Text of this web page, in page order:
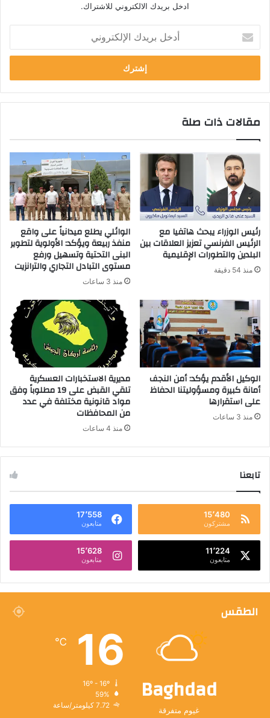
ادخل بريدك الالكتروني للاشتراك.
خ
ب
ر
د
ا
ك
ت
ر
و
ن
ي
مقالات ذات صلة
رئيس الوزراء يبحث هاتفيا مع
الرئيس الفرنسي تعزيز العلاقات بين
البلدين والتطورات الإقليمية
منذ 54 دقيقة
الوائلي يطلع ميدانياً على واقع
منفذ ربيعة ويؤكد: الأولوية لتطوير
البنى التحتية وتسهيل ورفع
مستوى التبادل التجاري والترانزيت
منذ 3 ساعات
الوكيل الأقدم يؤكد: أمن النجف
أمانة كبيرة ومسؤوليتنا الحفاظ
على استقرارها
منذ 3 ساعات
مديرية الاستخبارات العسكرية
تلقي القبض على 19 مطلوباً وفق
مواد قانونية مختلفة في عدد
من المحافظات
منذ 4 ساعات
تابعنا
15٬480
مشتركون
17٬558
متابعون
11٬224
متابعون
15٬628
متابعون
الطقس
Baghdad
غيوم متفرقة
16
℃
59%
7.72 كيلومتر/ساعة